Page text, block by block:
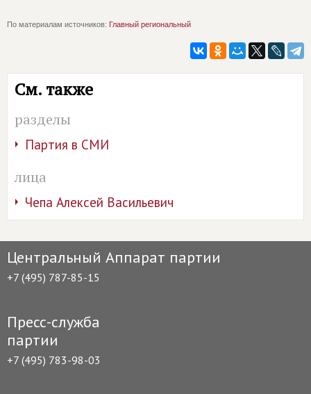
По материалам источников: Главный региональный
См. также
разделы
Партия в СМИ
лица
Чепа Алексей Васильевич
Центральный Аппарат партии
+7 (495) 787-85-15
Пресс-служба
партии
+7 (495) 783-98-03